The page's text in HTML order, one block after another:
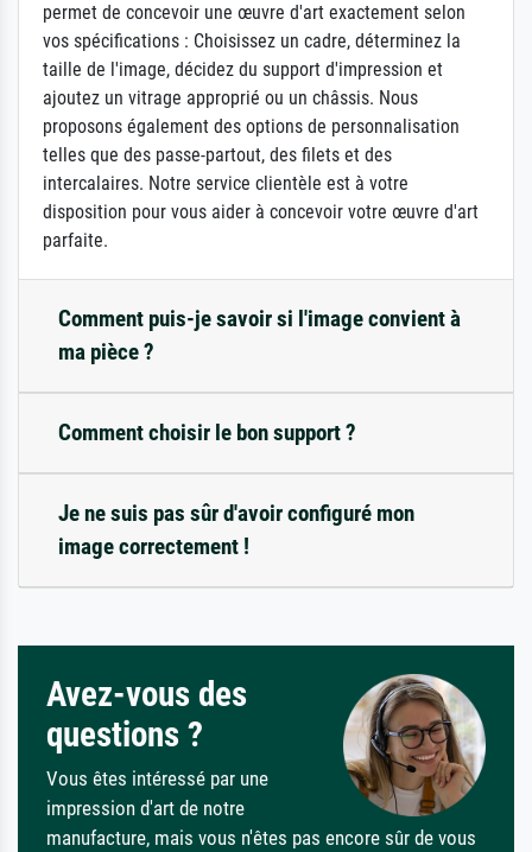
permet de concevoir une œuvre d'art exactement selon
vos spécifications : Choisissez un cadre, déterminez la
taille de l'image, décidez du support d'impression et
ajoutez un vitrage approprié ou un châssis. Nous
proposons également des options de personnalisation
telles que des passe-partout, des filets et des
intercalaires. Notre service clientèle est à votre
disposition pour vous aider à concevoir votre œuvre d'art
parfaite.
Comment puis-je savoir si l'image convient à
ma pièce ?
Comment choisir le bon support ?
Je ne suis pas sûr d'avoir configuré mon
image correctement !
Avez-vous des
questions ?
Vous êtes intéressé par une
impression d'art de notre
manufacture, mais vous n'êtes pas encore sûr de vous